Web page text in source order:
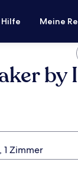
Hilfe Meine
by